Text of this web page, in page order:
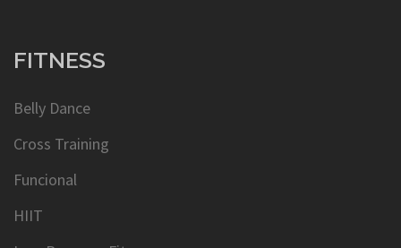
FITNESS
Belly Dance
Cross Training
Funcional
HIIT